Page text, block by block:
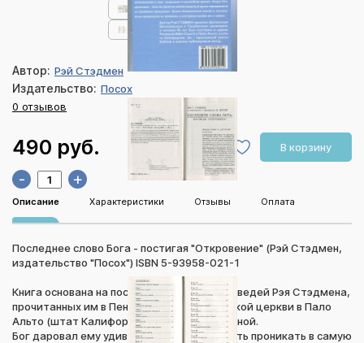
Автор: Рэй Стэдмен
Издательство: Посох
0 отзывов
490 руб. В корзину
- +
Описание Характеристики Отзывы Оплата
Последнее слово Бога - постигая "Откровение" (Рэй Стэдмен,
издательство "Посох") ISBN 5-93958-021-1
Книга основана на последнем цикле проповедей Рэя Стэдмена,
прочитанных им в Пенинсульской Библейской церкви в Пало
Альто (штат Калифорния) перед его кончиной.
Бог даровал ему удивительную способность проникать в самую